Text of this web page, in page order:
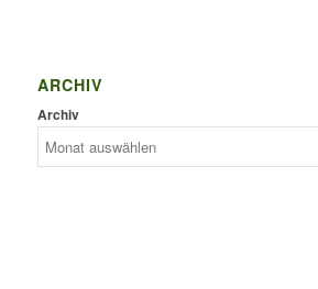
ARCHIV
Archiv